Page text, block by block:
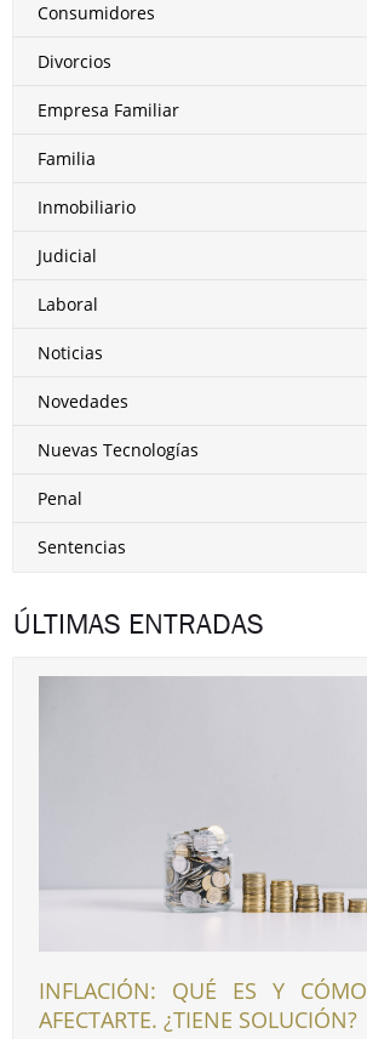
Consumidores
Divorcios
Empresa Familiar
Familia
Inmobiliario
Judicial
Laboral
Noticias
Novedades
Nuevas Tecnologías
Penal
Sentencias
ÚLTIMAS ENTRADAS
INFLACIÓN: QUÉ ES Y
AFECTARTE. ¿TIENE SOLUCIÓN?